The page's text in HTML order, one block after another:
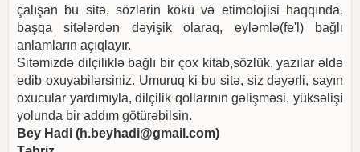
çalışan bu sitə, sözlərin kökü və etimolojisi haqqında,
başqa sitələrdən dəyişik olaraq, eyləmlə(fe'l) bağlı
anlamların açıqlayır.
Sitəmizdə dilçiliklə bağlı bir çox kitab,sözlük, yazılar əldə
edib oxuyabilərsiniz. Umuruq ki bu sitə, siz dəyərli, sayın
oxucular yardımıyla, dilçilik qollarının gəlişməsi, yüksəlişi
yolunda bir addım götürəbilsin.
Bey Hadi (h.beyhadi@gmail.com)